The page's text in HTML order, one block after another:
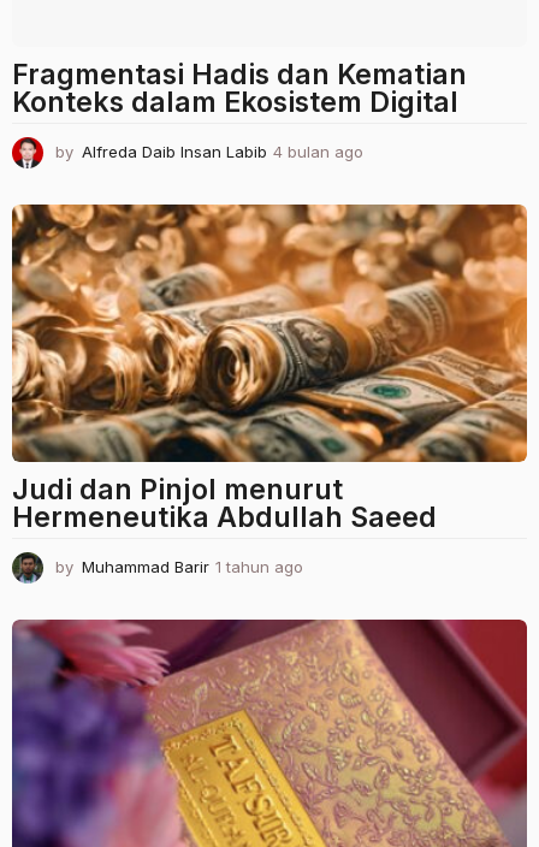
Fragmentasi Hadis dan Kematian
Konteks dalam Ekosistem Digital
by Alfreda Daib Insan Labib 4 bulan ago
l
a
n
a
g
o
Judi dan Pinjol menurut
Hermeneutika Abdullah Saeed
by Muhammad Barir 1 tahun ago
h
u
n
a
g
o